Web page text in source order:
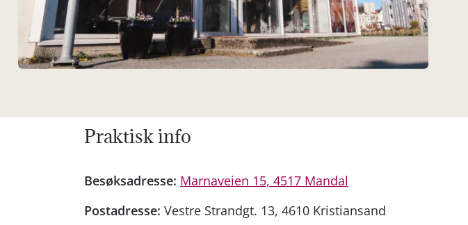
Praktisk info
Besøksadresse: Marnaveien 15, 4517 Mandal
Postadresse: Vestre Strandgt. 13, 4610 Kristiansand